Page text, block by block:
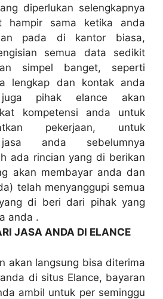
diperlukan selengkapnya
sama ketika anda
pada di kantor biasa,
semua data sedikit
simpel banget, seperti
lengkap dan kontak anda
pihak elance akan
kompetensi anda untuk
pekerjaan, untuk
jasa anda sebelumnya
ada rincian yang di berikan
akan membayar anda dan
telah menyanggupi semua
di beri dari pihak yang
anda .
JASA ANDA DI ELANCE
akan langsung bisa diterima
di situs Elance, bayaran
ambil untuk per seminggu